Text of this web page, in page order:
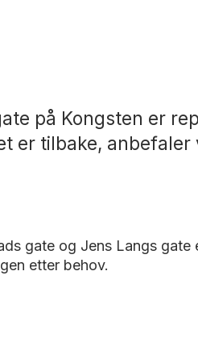
på Kongsten er
er tilbake, anbefaler
gate og Jens Langs gate
etter behov.